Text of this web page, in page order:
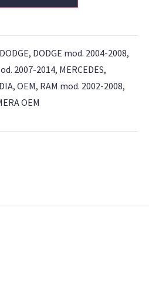
DODGE, DODGE mod. 2004-2008,
2007-2014, MERCEDES,
, OEM, RAM mod. 2002-2008,
OEM